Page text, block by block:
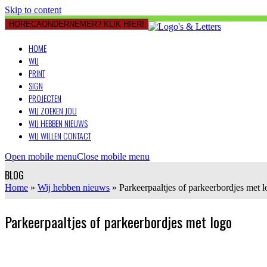
Skip to content
HORECAONDERNEMER? KLIK HIER!
HOME
WIJ
PRINT
SIGN
PROJECTEN
WIJ ZOEKEN JOU
WIJ HEBBEN NIEUWS
WIJ WILLEN CONTACT
Open mobile menuClose mobile menu
BLOG
Home » Wij hebben nieuws » Parkeerpaaltjes of parkeerbordjes met
Parkeerpaaltjes of parkeerbordjes met logo